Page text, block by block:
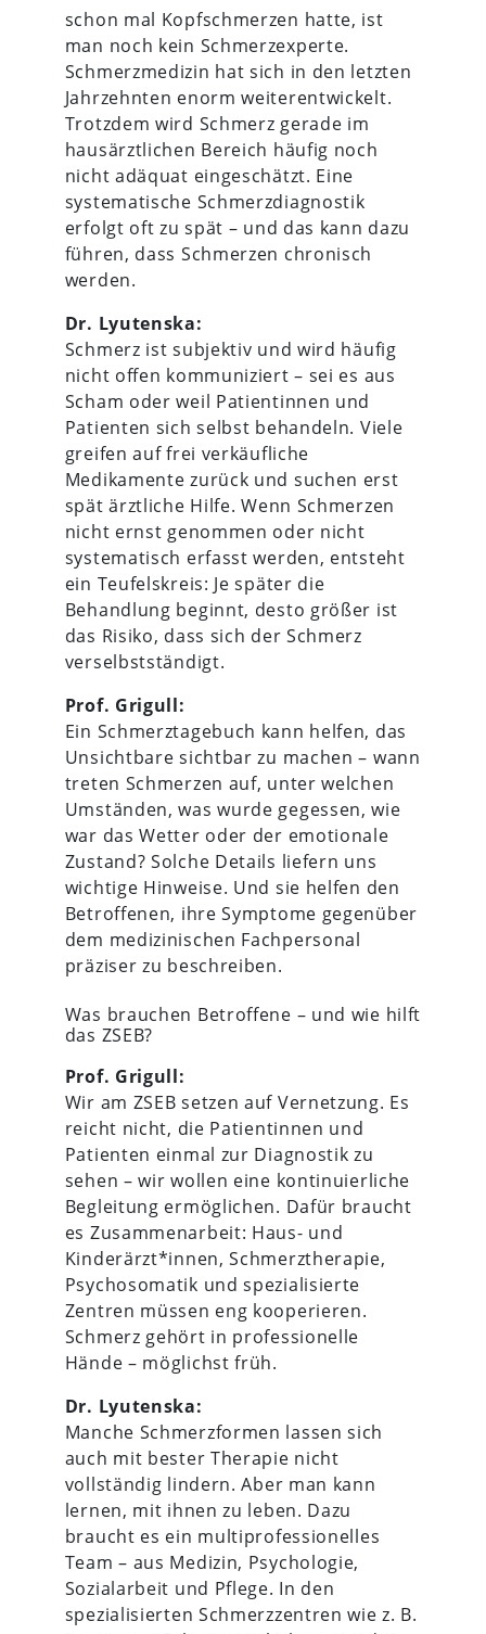
schon mal Kopfschmerzen hatte, ist
man noch kein Schmerzexperte.
Schmerzmedizin hat sich in den letzten
Jahrzehnten enorm weiterentwickelt.
Trotzdem wird Schmerz gerade im
hausärztlichen Bereich häufig noch
nicht adäquat eingeschätzt. Eine
systematische Schmerzdiagnostik
erfolgt oft zu spät – und das kann dazu
führen, dass Schmerzen chronisch
werden.
Dr. Lyutenska:
Schmerz ist subjektiv und wird häufig
nicht offen kommuniziert – sei es aus
Scham oder weil Patientinnen und
Patienten sich selbst behandeln. Viele
greifen auf frei verkäufliche
Medikamente zurück und suchen erst
spät ärztliche Hilfe. Wenn Schmerzen
nicht ernst genommen oder nicht
systematisch erfasst werden, entsteht
ein Teufelskreis: Je später die
Behandlung beginnt, desto größer ist
das Risiko, dass sich der Schmerz
verselbstständigt.
Prof. Grigull:
Ein Schmerztagebuch kann helfen, das
Unsichtbare sichtbar zu machen – wann
treten Schmerzen auf, unter welchen
Umständen, was wurde gegessen, wie
war das Wetter oder der emotionale
Zustand? Solche Details liefern uns
wichtige Hinweise. Und sie helfen den
Betroffenen, ihre Symptome gegenüber
dem medizinischen Fachpersonal
präziser zu beschreiben.
Was brauchen Betroffene – und wie hilft
das ZSEB?
Prof. Grigull:
Wir am ZSEB setzen auf Vernetzung. Es
reicht nicht, die Patientinnen und
Patienten einmal zur Diagnostik zu
sehen – wir wollen eine kontinuierliche
Begleitung ermöglichen. Dafür braucht
es Zusammenarbeit: Haus- und
Kinderärzt*innen, Schmerztherapie,
Psychosomatik und spezialisierte
Zentren müssen eng kooperieren.
Schmerz gehört in professionelle
Hände – möglichst früh.
Dr. Lyutenska:
Manche Schmerzformen lassen sich
auch mit bester Therapie nicht
vollständig lindern. Aber man kann
lernen, mit ihnen zu leben. Dazu
braucht es ein multiprofessionelles
Team – aus Medizin, Psychologie,
Sozialarbeit und Pflege. In den
spezialisierten Schmerzzentren wie z. B.